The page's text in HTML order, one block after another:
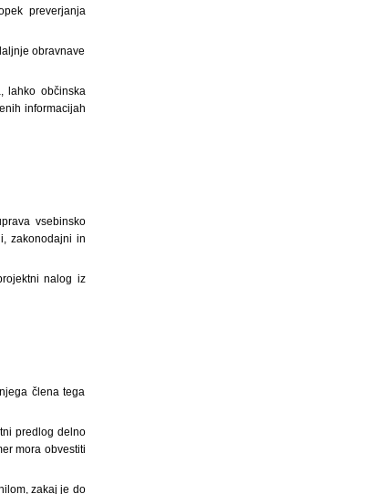
preverjanja
obravnave
lahko občinska
informacijah
vsebinsko
zakonodajni in
nalog iz
člena tega
predlog delno
mora obvestiti
zakaj je do